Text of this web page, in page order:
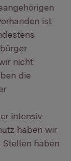
ist
nicht
die
intensiv.
haben wir
haben